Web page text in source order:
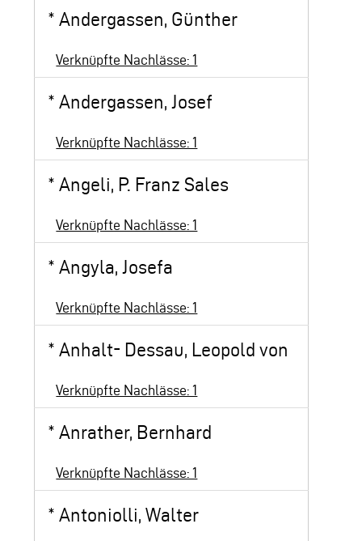
*Andergassen, Günther
Verknüpfte Nachlässe: 1
*Andergassen, Josef
Verknüpfte Nachlässe: 1
*Angeli, P. Franz Sales
Verknüpfte Nachlässe: 1
*Angyla, Josefa
Verknüpfte Nachlässe: 1
*Anhalt- Dessau, Leopold von
Verknüpfte Nachlässe: 1
*Anrather, Bernhard
Verknüpfte Nachlässe: 1
*Antoniolli, Walter